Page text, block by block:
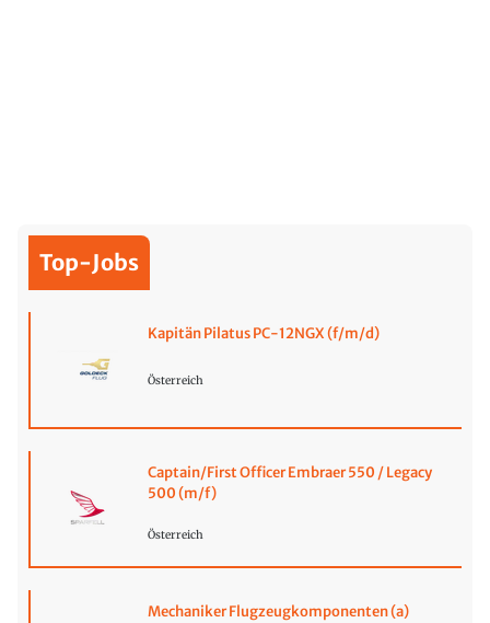
Top-Jobs
Kapitän Pilatus PC-12NGX (f/m/d)
Österreich
Captain/First Officer Embraer 550 / Legacy
500 (m/f)
Österreich
Mechaniker Flugzeugkomponenten (a)